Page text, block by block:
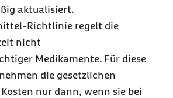
aktualisiert.
Richtlinie regelt die
nicht
Medikamente. Für diese
die gesetzlichen
nur dann, wenn sie bei